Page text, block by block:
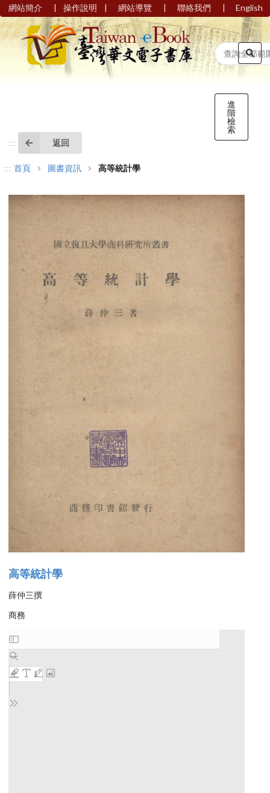
網站簡介 | 操作說明 | 網站導覽 | 聯絡我們 | English
進
階
檢
索
::: 返回
::: 首頁 圖書資訊 高等統計學
高等統計學
薛仲三撰
商務